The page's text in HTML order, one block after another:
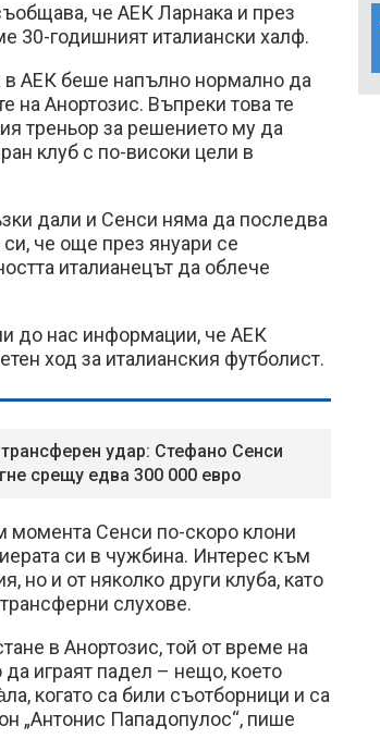
че АЕК Ларнака и през
30-годишният италиански халф.
в АЕК беше напълно нормално да
на Анортозис. Въпреки това те
треньор за решението му да
клуб с по-високи цели в
дали и Сенси няма да последва
че още през януари се
италианецът да облече
до нас информации, че АЕК
ход за италианския футболист.
удар: Стефано Сенси
срещу едва 300 000 евро
момента Сенси по-скоро клони
си в чужбина. Интерес към
но и от няколко други клуба, като
слухове.
в Анортозис, той от време на
играят падел – нещо, което
когато са били съотборници и са
„Антонис Пападопулос“, пише